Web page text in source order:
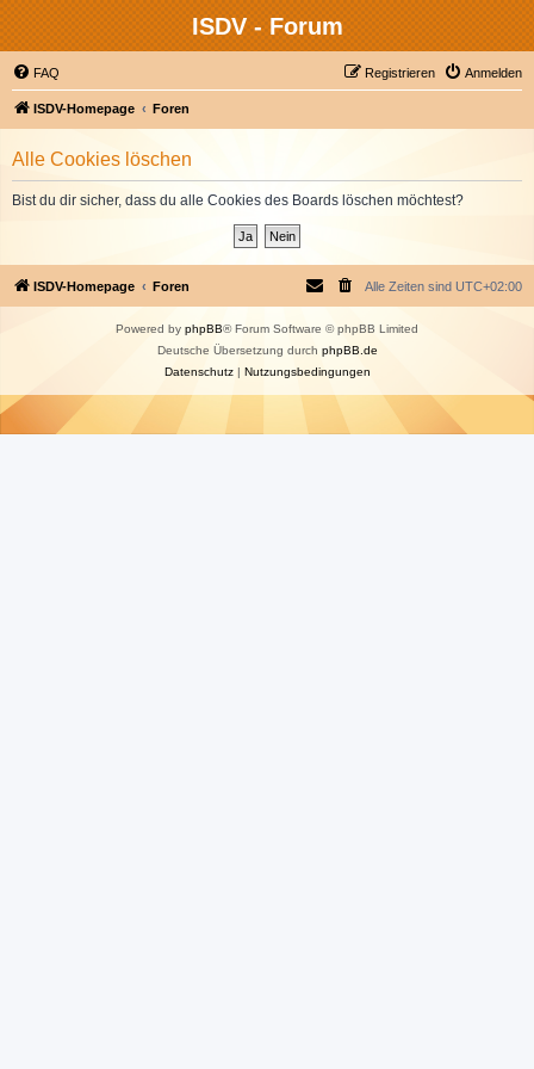
ISDV - Forum
FAQ Anmelden
Registrieren
ISDV-Homepage Foren
Alle Cookies löschen
Bist du dir sicher, dass du alle Cookies des Boards löschen möchtest?
ISDV-Homepage Foren Alle Zeiten sind UTC+02:00
Powered by phpBB® Forum Software © phpBB Limited
Deutsche Übersetzung durch phpBB.de
Datenschutz| Nutzungsbedingungen